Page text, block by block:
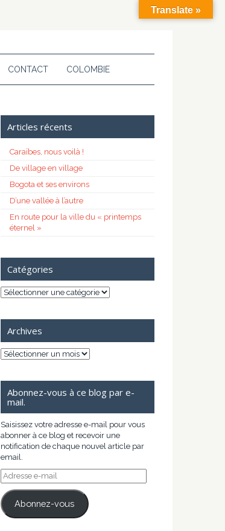
CONTACT COLOMBIE
Articles récents
Caraïbes, nous voilà !
De village en village
Bogota et ses environs
D’une vallée à l’autre
En route pour la ville du « printemps
éternel »
Catégories
Catégories
Archives
Archives
Abonnez-vous à ce blog par e-
mail.
Saisissez votre adresse e-mail pour vous
abonner à ce blog et recevoir une
notification de chaque nouvel article par
email.
Adresse
e-
mail
Abonnez-vous
Translate »